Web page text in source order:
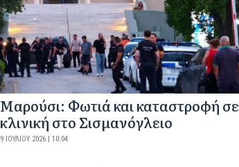
Μαρούσι: Φωτιά και καταστροφή σε
κλινική στο Σισμανόγλειο
9 ΙΟΥΛΊΟΥ 2026 | 10:04